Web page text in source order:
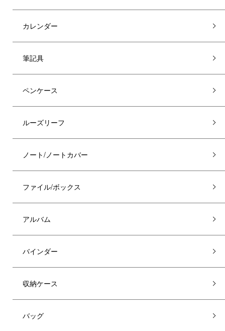
カレンダー
筆記具
ペンケース
ルーズリーフ
ノート/ノートカバー
ファイル/ボックス
アルバム
バインダー
収納ケース
バッグ